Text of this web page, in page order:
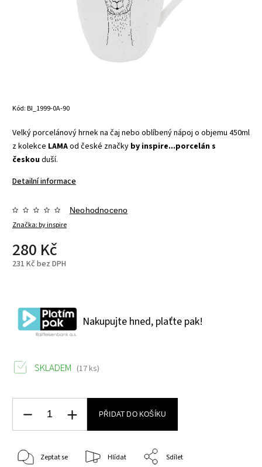
Kód:BI_1999-0A-90
Velký porcelánový hrnek na čaj nebo oblíbený nápoj o objemu 450ml
z kolekce LAMAod české značky by inspire...porcelán s
českouduší.
Detailní informace
Značka:by inspire
Neohodnoceno
280 Kč
231 Kč bez DPH
Nakupujte hned, plaťte pak!
SKLADEM (17 ks)
PŘIDAT DO KOŠÍKU
Zeptat se Hlídat Sdílet